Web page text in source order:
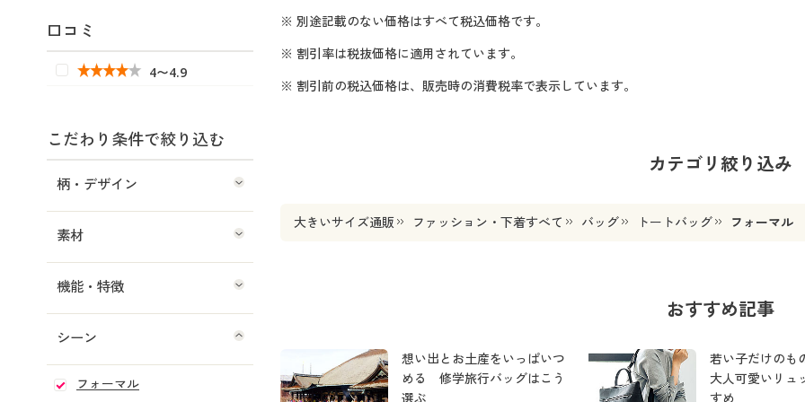
※ 別途記載のない価格はすべて税込価格です。
※ 割引率は税抜価格に適用されています。
※ 割引前の税込価格は、販売時の消費税率で表示しています。
カテゴリ絞り込み
大きいサイズ通販 ファッション・下着すべて バッグ トートバッグ フォーマル
おすすめ記事
想い出とお土産をいっぱいつ
める 修学旅行バッグはこう
選ぶ
若い子だけのも
大人可愛いリュ
すめ
口コミ
4〜4.9
こだわり条件で絞り込む
柄・デザイン
素材
機能・特徴
シーン
フォーマル